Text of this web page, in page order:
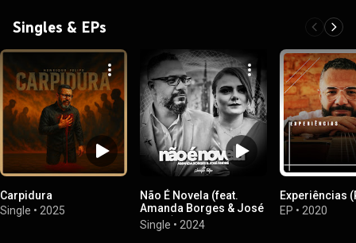
Singles & EPs
Carpidura
Single • 2025
Não É Novela (feat.
Amanda Borges & José
André)
Single • 2024
Experiências
EP • 2020